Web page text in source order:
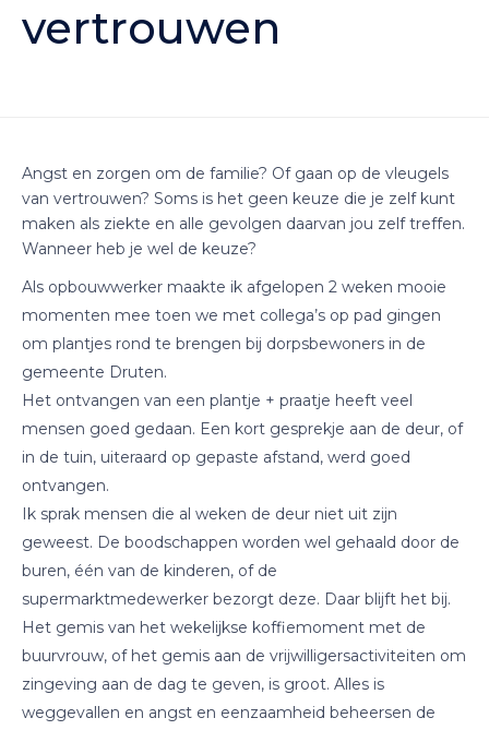
vertrouwen
Angst en zorgen om de familie? Of gaan op de vleugels
van vertrouwen? Soms is het geen keuze die je zelf kunt
maken als ziekte en alle gevolgen daarvan jou zelf treffen.
Wanneer heb je wel de keuze?
Als opbouwwerker maakte ik afgelopen 2 weken mooie
momenten mee toen we met collega’s op pad gingen
om plantjes rond te brengen bij dorpsbewoners in de
gemeente Druten.
Het ontvangen van een plantje + praatje heeft veel
mensen goed gedaan. Een kort gesprekje aan de deur, of
in de tuin, uiteraard op gepaste afstand, werd goed
ontvangen.
Ik sprak mensen die al weken de deur niet uit zijn
geweest. De boodschappen worden wel gehaald door de
buren, één van de kinderen, of de
supermarktmedewerker bezorgt deze. Daar blijft het bij.
Het gemis van het wekelijkse koffiemoment met de
buurvrouw, of het gemis aan de vrijwilligersactiviteiten om
zingeving aan de dag te geven, is groot. Alles is
weggevallen en angst en eenzaamheid beheersen de